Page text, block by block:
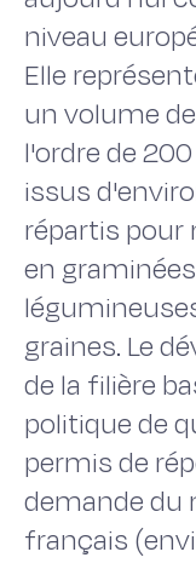
niveau
Elle
un volume
l'ordre de
issus
répartis pour
en
graines. Le
de la filière
politique de
permis de
demande du
français